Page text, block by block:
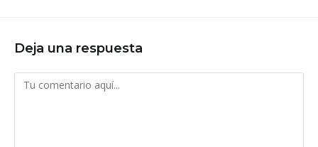
Deja una respuesta
Comentario